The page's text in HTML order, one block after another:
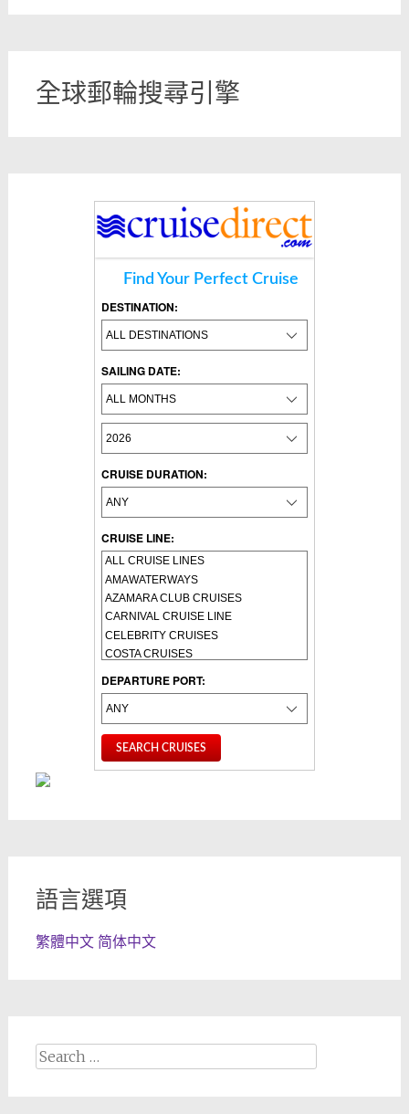
全球郵輪搜尋引擎
Find Your Perfect Cruise
DESTINATION:
SAILING DATE:
CRUISE DURATION:
CRUISE LINE:
DEPARTURE PORT:
語言選項
繁體中文 简体中文
Search